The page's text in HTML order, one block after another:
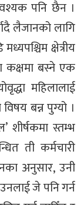
पनि छैन ।
लैजानको लागि
क्षेत्रीय
कक्षमा बस्ने एक
महिलालाई
बन्न पुग्यो ।
शीर्षकमा स्तम्भ
ती कर्मचारी
अनुसार, उनी
जे पनि गर्न